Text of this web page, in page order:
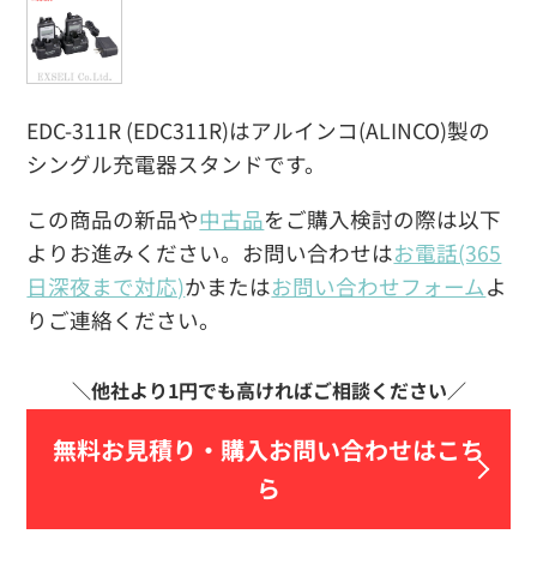
EDC-311R (EDC311R)はアルインコ(ALINCO)製の
シングル充電器スタンドです。
この商品の新品や中古品をご購入検討の際は以下
よりお進みください。お問い合わせはお電話(365
日深夜まで対応)かまたはお問い合わせフォームよ
りご連絡ください。
無料お見積り・ 購入お問い合わせはこち
ら